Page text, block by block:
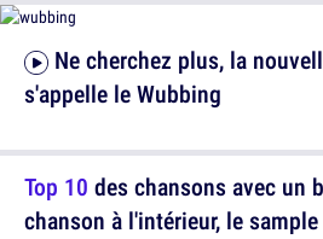
Top 10 des chansons avec un
chanson à l'intérieur, le
s'appelle le Wubbing